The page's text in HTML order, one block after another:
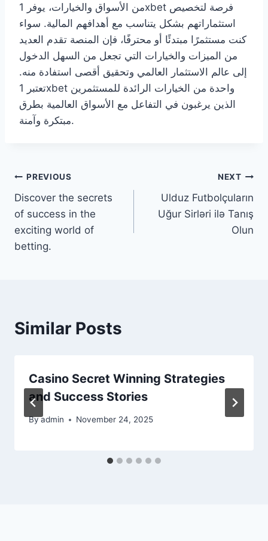
من الأسواق والخيارات، يوفر 1xbet فرصة لتخصيص
استثماراتهم بشكل يتناسب مع أهدافهم المالية. سواء
كنت مستثمرًا مبتدئًا أو محترفًا، فإن المنصة تقدم العديد
من الميزات والخيارات التي تجعل من السهل الدخول
إلى عالم الاستثمار العالمي وتحقيق أقصى استفادة منه.
تعتبر 1xbet واحدة من الخيارات الرائدة للمستثمرين
الذين يرغبون في التفاعل مع الأسواق العالمية بطرق
مبتكرة وآمنة.
Post
navigation
PREVIOUS
Discover the secrets
of success in the
exciting world of
betting.
NEXT
Ulduz Futbolçuların
Uğur Sirləri ilə Tanış
Olun
Similar Posts
Casino Secret Winning Strategies
and Success Stories
Byadmin November 24, 2025